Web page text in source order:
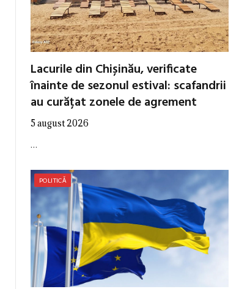
Lacurile din Chișinău, verificate
înainte de sezonul estival: scafandrii
au curățat zonele de agrement
5 august 2026
…
POLITICĂ